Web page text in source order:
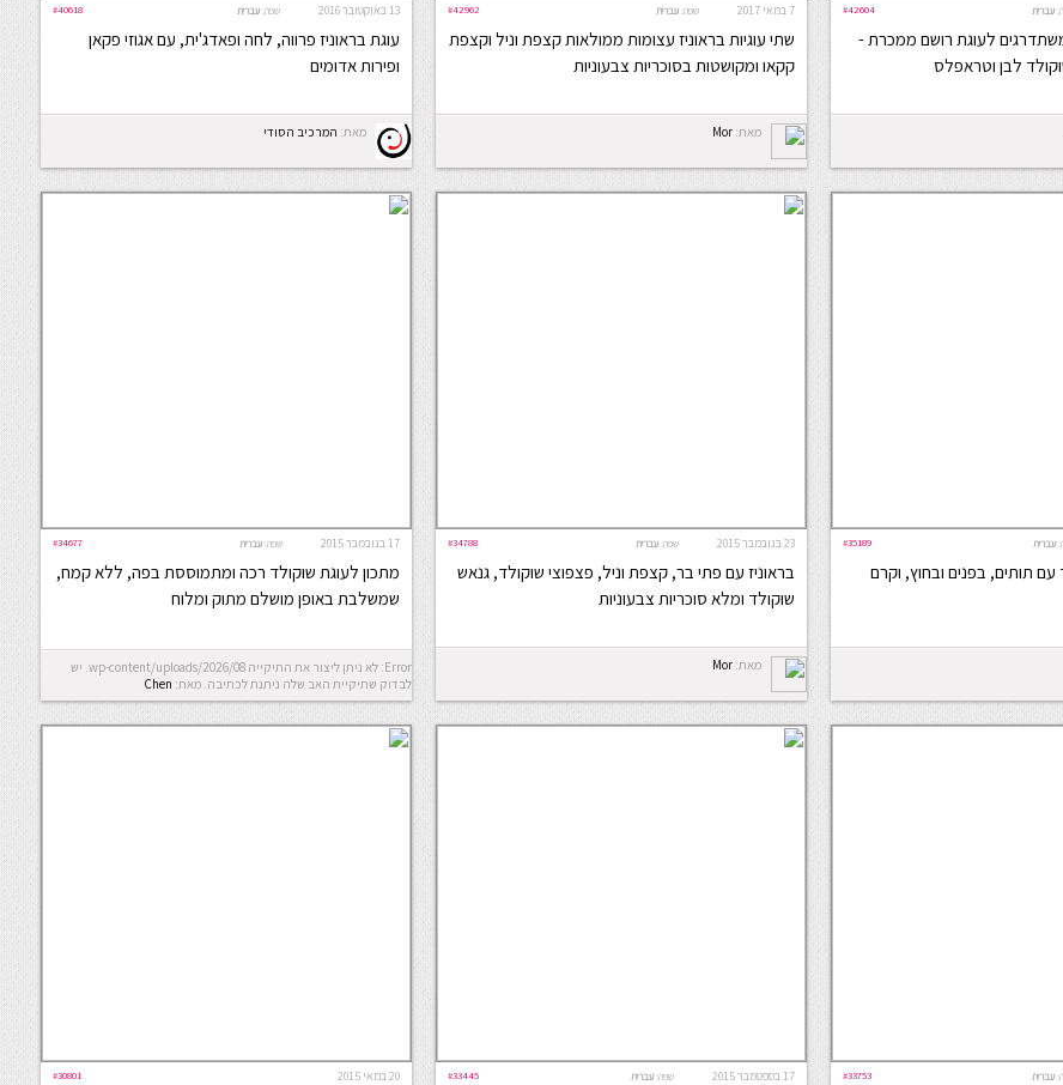
#42604 עברית
לעוגת רושם ממכרת -
לבן וטראפלס
7 במאי 2017 #42962 שפה: עברית
שתי עוגיות בראוניז עצומות ממולאות קצפת וניל וקצפת
קקאו ומקושטות בסוכריות צבעוניות
מאת: Mor
13 באוקטובר 2016 #40618 שפה: עברית
עוגת בראוניז פרווה, לחה ופאדג'ית, עם אגוזי פקאן
ופירות אדומים
מאת: המרכיב הסודי
#35189 עברית
עם תותים, בפנים ובחוץ, וקרם
23 בנובמבר 2015 #34788 שפה: עברית
בראוניז עם פתי בר, קצפת וניל, פצפוצי שוקולד, גנאש
שוקולד ומלא סוכריות צבעוניות
מאת: Mor
17 בנובמבר 2015 #34677 שפה: עברית
מתכון לעוגת שוקולד רכה ומתמוססת בפה, ללא קמח,
שמשלבת באופן מושלם מתוק ומלוח
Error: לא ניתן ליצור את התיקייה wp-content/uploads/2026/08. יש
לבדוק שתיקיית האב שלה ניתנת לכתיבה. מאת: Chen
#33753 עברית 17 בספטמבר 2015 #33445 שפה: עברית 20 במאי 2015 #30801